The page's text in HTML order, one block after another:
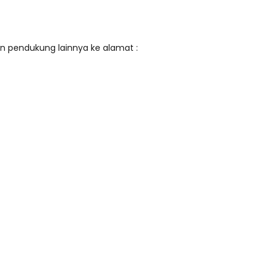
pendukung lainnya ke alamat :